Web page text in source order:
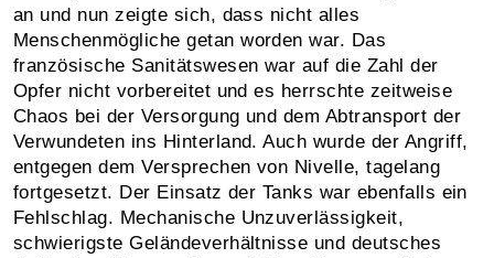
an und nun zeigte sich, dass nicht alles
Menschenmögliche getan worden war. Das
französische Sanitätswesen war auf die Zahl der
Opfer nicht vorbereitet und es herrschte zeitweise
Chaos bei der Versorgung und dem Abtransport der
Verwundeten ins Hinterland. Auch wurde der Angriff,
entgegen dem Versprechen von Nivelle, tagelang
fortgesetzt. Der Einsatz der Tanks war ebenfalls ein
Fehlschlag. Mechanische Unzuverlässigkeit,
schwierigste Geländeverhältnisse und deutsches